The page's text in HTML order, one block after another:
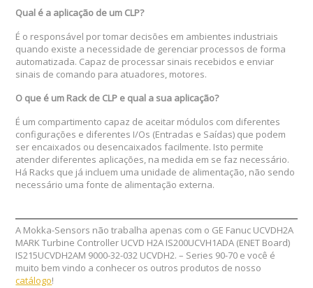
Qual é a aplicação de um CLP?
É o responsável por tomar decisões em ambientes industriais
quando existe a necessidade de gerenciar processos de forma
automatizada. Capaz de processar sinais recebidos e enviar
sinais de comando para atuadores, motores.
O que é um Rack de CLP e qual a sua aplicação?
É um compartimento capaz de aceitar módulos com diferentes
configurações e diferentes I/Os (Entradas e Saídas) que podem
ser encaixados ou desencaixados facilmente. Isto permite
atender diferentes aplicações, na medida em se faz necessário.
Há Racks que já incluem uma unidade de alimentação, não sendo
necessário uma fonte de alimentação externa.
A Mokka-Sensors não trabalha apenas com o GE Fanuc UCVDH2A
MARK Turbine Controller UCVD H2A IS200UCVH1ADA (ENET Board)
IS215UCVDH2AM 9000-32-032 UCVDH2. – Series 90-70 e você é
muito bem vindo a conhecer os outros produtos de nosso
catálogo!